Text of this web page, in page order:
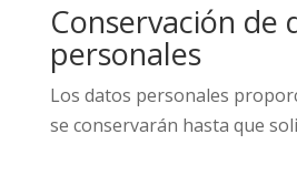
Conservación de
personales
Los datos personales
se conservarán hasta que